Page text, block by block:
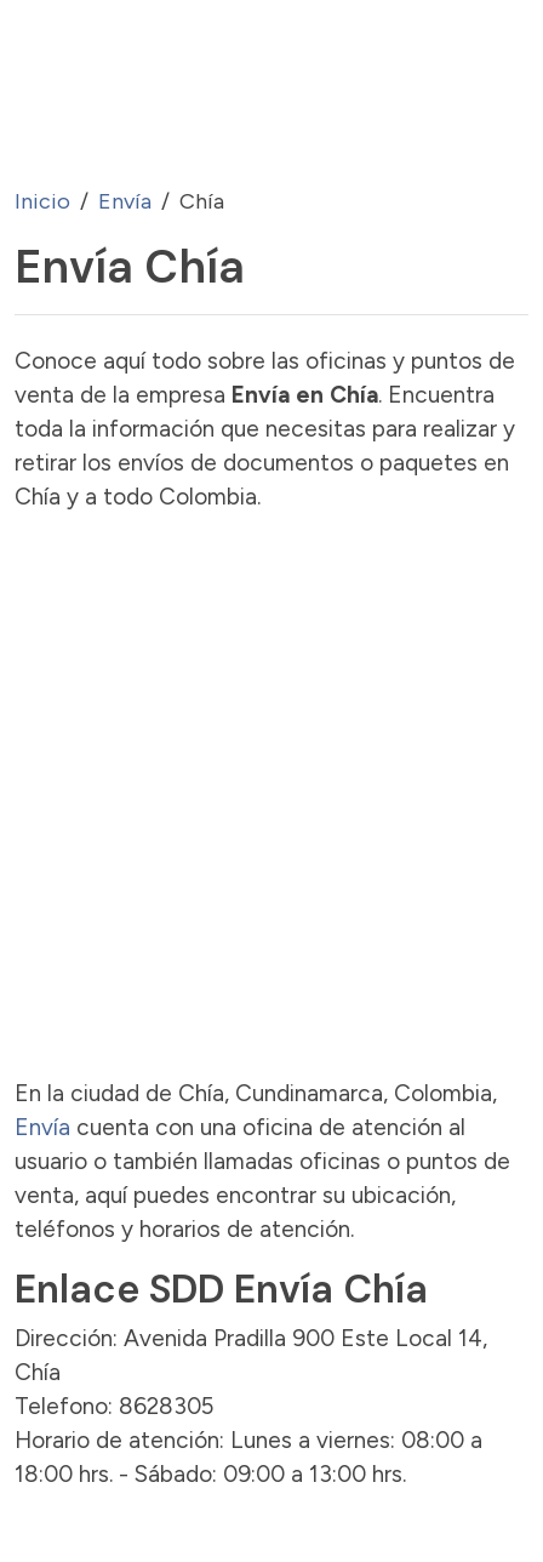
Inicio Envía Chía
Envía Chía
Conoce aquí todo sobre las oficinas y puntos de
venta de la empresa Envía en Chía. Encuentra
toda la información que necesitas para realizar y
retirar los envíos de documentos o paquetes en
Chía y a todo Colombia.
En la ciudad de Chía, Cundinamarca, Colombia,
Envía cuenta con una oficina de atención al
usuario o también llamadas oficinas o puntos de
venta, aquí puedes encontrar su ubicación,
teléfonos y horarios de atención.
Enlace SDD Envía Chía
Dirección: Avenida Pradilla 900 Este Local 14,
Chía
Telefono: 8628305
Horario de atención: Lunes a viernes: 08:00 a
18:00 hrs. - Sábado: 09:00 a 13:00 hrs.